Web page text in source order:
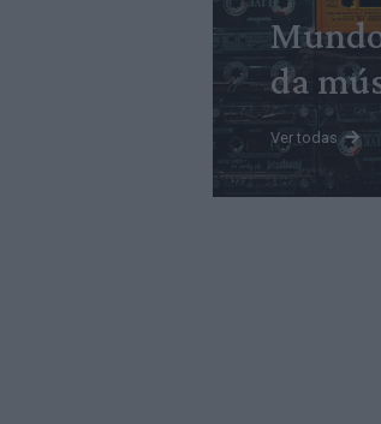
da
Ver todas